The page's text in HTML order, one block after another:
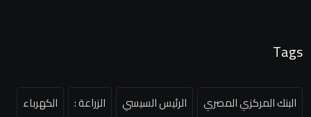
Tags
البنك المركزي المصري الرئيس السيسي الزراعة :
الكهرباء